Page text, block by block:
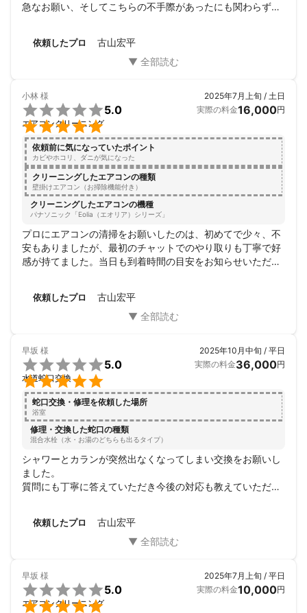
急なお願い、そしてこちらの不手際があったにも関わらず親
す。
この度は本当にありがとうございました。
依頼したプロ 古山宏平
小林 様


5.0
エアコンクリーニング
2025年7月上旬 / 土日
実際の料金16,000円
依頼前に気になっていたポイント
カビやホコリ、ダニが気になった
クリーニングしたエアコンの種類
壁掛けエアコン（お掃除機能付き）
クリーニングしたエアコンの機種
パナソニック「Eolia（エオリア）シリーズ」
プロにエアコンの清掃をお願いしたのは、初めてで少々、不
安もありましたが、最初のチャットでのやり取りも丁寧で好
感が持てました。当日も到着時間の目安をお知らせいただ
いました。
作業も丁寧です。こちらは、高圧洗浄機を使わない方法です
が合っているようです。またお願いしたい業者さんです。あ
りがとうございました。
依頼したプロ 古山宏平
早坂 様


5.0
水道蛇口交換
2025年10月中旬 / 平日
実際の料金36,000円
蛇口交換・修理を依頼した場所
浴室
修理・交換した蛇口の種類
混合水栓（水・お湯のどちらも出るタイプ）
シャワーとカランが突然出なくなってしまい交換をお願いし
ました。
質問にも丁寧に答えていただき今後の対応も教えていただき
依頼したプロ 古山宏平
早坂 様


5.0
エアコンクリーニング
2025年7月上旬 / 平日
実際の料金10,000円